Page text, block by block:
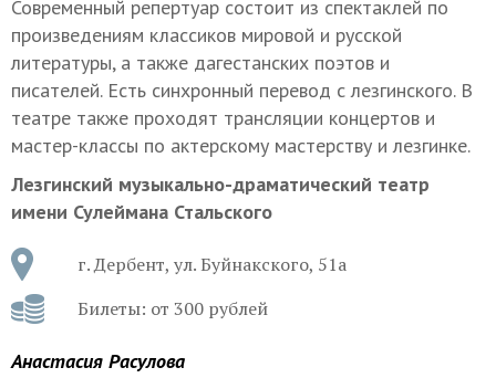
Современный репертуар состоит из спектаклей по
произведениям классиков мировой и русской
литературы, а также дагестанских поэтов и
писателей. Есть синхронный перевод с лезгинского. В
театре также проходят трансляции концертов и
мастер-классы по актерскому мастерству и лезгинке.
Лезгинский музыкально-драматический театр
имени Сулеймана Стальского
г. Дербент, ул. Буйнакского, 51а
Билеты: от 300 рублей
Анастасия Расулова